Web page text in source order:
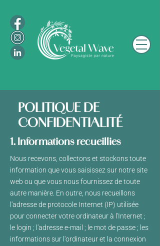
POLITIQUE DE
CONFIDENTIALITÉ
1. Informations recueillies
Nous recevons, collectons et stockons toute
information que vous saisissez sur notre site
web ou que vous nous fournissez de toute
autre manière. En outre, nous recueillons
l'adresse de protocole Internet (IP) utilisée
pour connecter votre ordinateur à l'Internet ;
le login ; l'adresse e-mail ; le mot de passe ; les
informations sur l'ordinateur et la connexion